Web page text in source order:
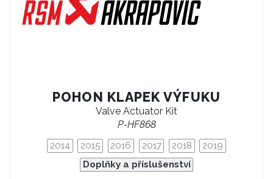
POHON KLAPEK VÝFUKU
Valve Actuator Kit
P-HF868
2014 2015 2016 2017 2018
2019
Doplňky a příslušenství